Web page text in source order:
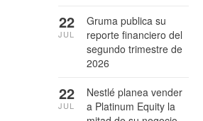
Gruma publica su
reporte financiero del
segundo trimestre de
2026
22
JUL
Nestlé planea vender
a Platinum Equity la
22
JUL